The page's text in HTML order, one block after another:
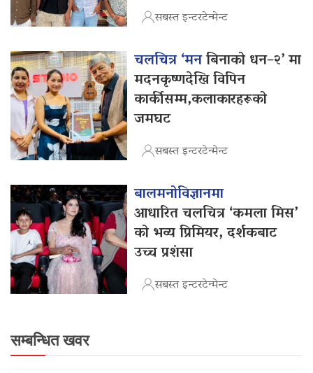
सबस्त इन्टरटेन्मेन्ट
चलचित्र ‘मनबिनाको धन–२’ मा
मदनकृष्णदेखि विपिन
कार्कीसम्म,कलाकारहरूको
जमघट
सबस्त इन्टरटेन्मेन्ट
बालमनोविज्ञानमा
आधारित चलचित्र ‘कमला मिस’
को भव्य प्रिमियर, दर्शकबाट
उच्च प्रशंसा
सबस्त इन्टरटेन्मेन्ट
सम्बन्धित खवर